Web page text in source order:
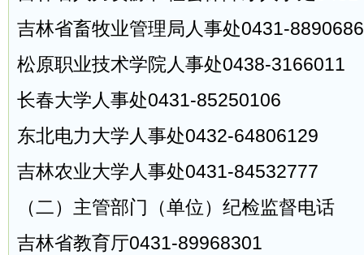
吉林省畜牧业管理局人事处0431-
松原职业技术学院人事处0438-3166011
长春大学人事处0431-85250106
东北电力大学人事处0432-64806129
吉林农业大学人事处0431-84532777
（二）主管部门（单位）纪检监督电话
吉林省教育厅0431-89968301